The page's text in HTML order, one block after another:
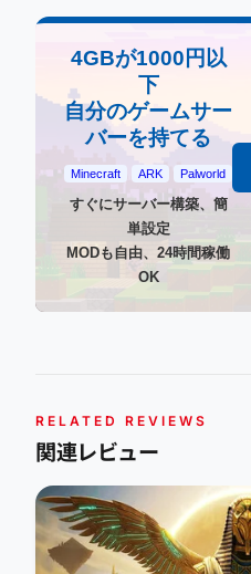
4GBが1000円以
下
自分のゲームサー
バーを持てる
Minecraft ARK Palworld
すぐにサーバー構築、簡
単設定
MODも自由、24時間稼働
OK
RELATED REVIEWS
関連レビュー